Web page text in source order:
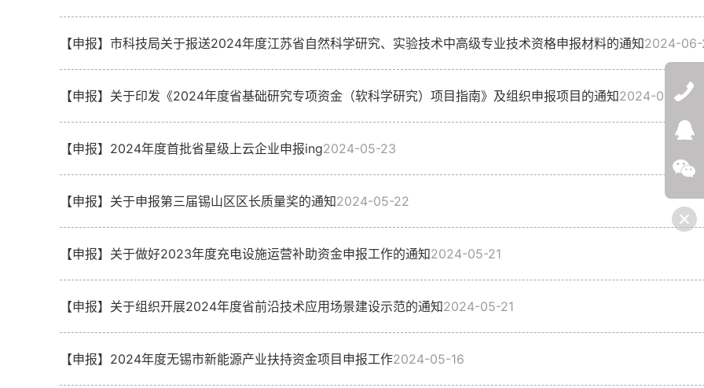
【申报】市科技局关于报送2024年度江苏省自然科学研究、实验技术中高级专业技术资格申报材料的通知2024-
【申报】关于印发《2024年度省基础研究专项资金（软科学研究）项目指南》及组织申报项目的通知2024-05-30
【申报】2024年度首批省星级上云企业申报ing2024-05-23
【申报】关于申报第三届锡山区区长质量奖的通知2024-05-22
【申报】关于做好2023年度充电设施运营补助资金申报工作的通知2024-05-21
【申报】关于组织开展2024年度省前沿技术应用场景建设示范的通知2024-05-21
【申报】2024年度无锡市新能源产业扶持资金项目申报工作2024-05-16
微信